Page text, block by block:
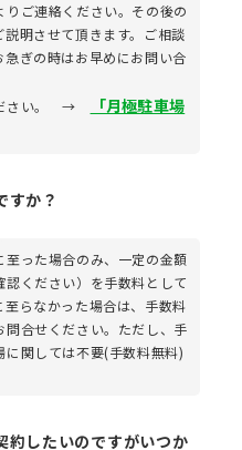
ご連絡ください。その後の
明させて頂きます。ご相談
ぎの時はお早めにお問い合
ださい。 →
「月極駐車場
すか？
った場合のみ、一定の金額
認ください）を手数料として
らなかった場合は、手数料
合せください。ただし、手
関しては不要(手数料無料)
約したいのですがいつか